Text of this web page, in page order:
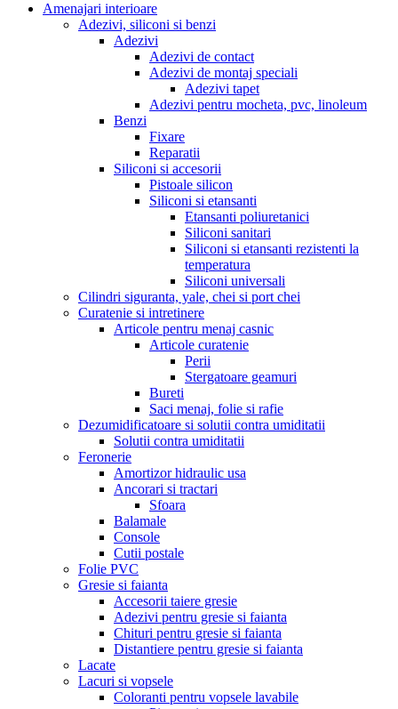
Amenajari interioare
Adezivi, siliconi si benzi
Adezivi
Adezivi de contact
Adezivi de montaj speciali
Adezivi tapet
Adezivi pentru mocheta, pvc, linoleum
Benzi
Fixare
Reparatii
Siliconi si accesorii
Pistoale silicon
Siliconi si etansanti
Etansanti poliuretanici
Siliconi sanitari
Siliconi si etansanti rezistenti la
temperatura
Siliconi universali
Cilindri siguranta, yale, chei si port chei
Curatenie si intretinere
Articole pentru menaj casnic
Articole curatenie
Perii
Stergatoare geamuri
Bureti
Saci menaj, folie si rafie
Dezumidificatoare si solutii contra umiditatii
Solutii contra umiditatii
Feronerie
Amortizor hidraulic usa
Ancorari si tractari
Sfoara
Balamale
Console
Cutii postale
Folie PVC
Gresie si faianta
Accesorii taiere gresie
Adezivi pentru gresie si faianta
Chituri pentru gresie si faianta
Distantiere pentru gresie si faianta
Lacate
Lacuri si vopsele
Coloranti pentru vopsele lavabile